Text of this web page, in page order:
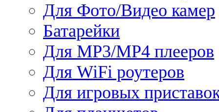
Для Фото/Видео камер
Батарейки
Для MP3/MP4 плееров
Для WiFi роутеров
Для игровых